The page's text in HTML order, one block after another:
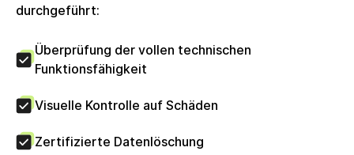
durchgeführt:
Überprüfung der vollen technischen
Funktionsfähigkeit
Visuelle Kontrolle auf Schäden
Zertifizierte Datenlöschung